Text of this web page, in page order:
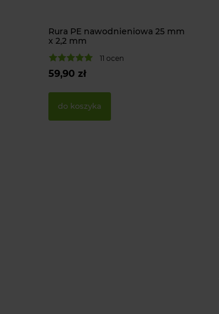
Rura PE nawodnieniowa 25 mm
x 2,2 mm
11 ocen
59,90 zł
do koszyka